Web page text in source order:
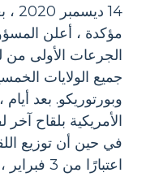
14
مؤكدة ، أعلن
الجرعات الأولى من
جميع الولايات
وبورتوريكو. بعد
الأمريكية بلقاح
في حين أن توزيع